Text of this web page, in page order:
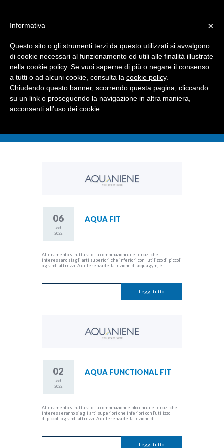
06
Set
2022
AQUA FIT
Allenamento strutturato su combinazioni di esercizi che
interessano sia gli arti superiori che inferiori con l’utilizzo di piccoli
o grandi attrezzi. A differenza della lezione di acqua gym, è
Leggi tutto
02
Set
2022
AQUA FUNCTIONAL FIT
Allenamento strutturato su combinazioni e blocchi di esercizi che
interesseranno sia gli arti superiori che inferiori con l’utilizzo
di piccoli o grandi attrezzi. A differenza della lezione di
Leggi tutto
×
Informativa
Questo sito o gli strumenti terzi da questo utilizzati si avvalgono
di cookie necessari al funzionamento ed utili alle finalità illustrate
nella cookie policy. Se vuoi saperne di più o negare il consenso
a tutti o ad alcuni cookie, consulta la cookie policy.
Chiudendo questo banner, scorrendo questa pagina, cliccando
su un link o proseguendo la navigazione in altra maniera,
acconsenti all’uso dei cookie.